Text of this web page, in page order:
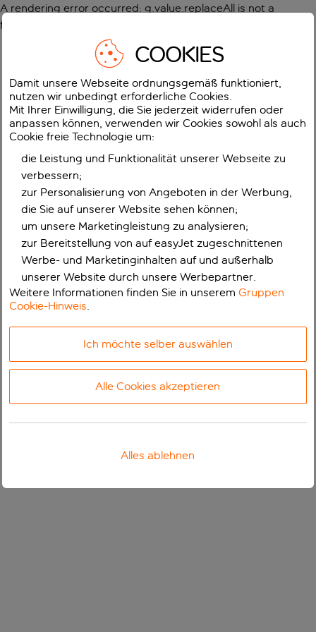
A rendering error occurred: g.value.replaceAll is not a
function
COOKIES
Damit unsere Webseite ordnungsgemäß funktioniert,
nutzen wir unbedingt erforderliche Cookies.
Mit Ihrer Einwilligung, die Sie jederzeit widerrufen oder
anpassen können, verwenden wir Cookies sowohl als auch
Cookie freie Technologie um:
die Leistung und Funktionalität unserer Webseite zu
verbessern;
zur Personalisierung von Angeboten in der Werbung,
die Sie auf unserer Website sehen können;
um unsere Marketingleistung zu analysieren;
zur Bereitstellung von auf easyJet zugeschnittenen
Werbe- und Marketinginhalten auf und außerhalb
unserer Website durch unsere Werbepartner.
Weitere Informationen finden Sie in unseremGruppen
Cookie-Hinweis.
Ich möchte selber auswählen
Alle Cookies akzeptieren
Alles ablehnen